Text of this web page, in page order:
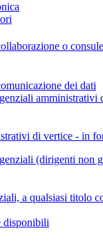
o
dei dati
amministrativi
di vertice - in
(dirigenti non
a qualsiasi titolo
disponibili